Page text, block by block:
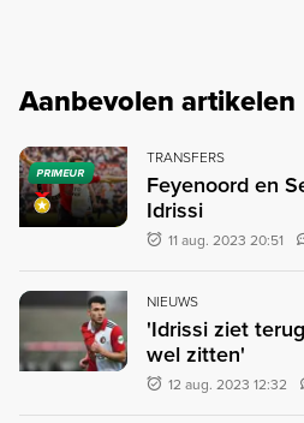
Aanbevolen artikelen
PRIMEUR
TRANSFERS
Feyenoord en
Idrissi
11 aug. 2023 20:51
NIEUWS
'Idrissi ziet
wel zitten'
12 aug. 2023 12:32